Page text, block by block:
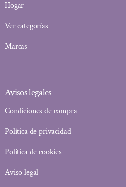
Hogar
Ver categorías
Marcas
Avisos legales
Condiciones de compra
Política de privacidad
Política de cookies
Aviso legal